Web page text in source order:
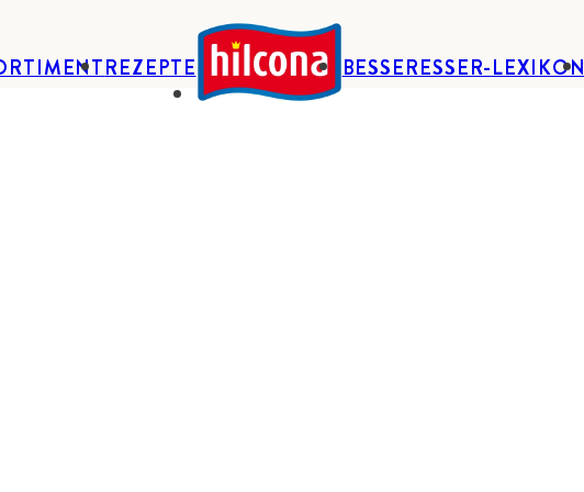
REZEPTE BESSERESSER-LEXIKON